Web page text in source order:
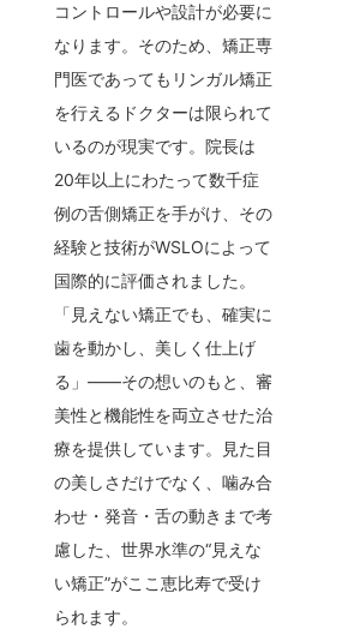
コントロールや設計が必要に
なります。そのため、矯正専
門医であってもリンガル矯正
を行えるドクターは限られて
いるのが現実です。院長は
20年以上にわたって数千症
例の舌側矯正を手がけ、その
経験と技術がWSLOによって
国際的に評価されました。
「見えない矯正でも、確実に
歯を動かし、美しく仕上げ
る」――その想いのもと、審
美性と機能性を両立させた治
療を提供しています。見た目
の美しさだけでなく、噛み合
わせ・発音・舌の動きまで考
慮した、世界水準の“見えな
い矯正”がここ恵比寿で受け
られます。